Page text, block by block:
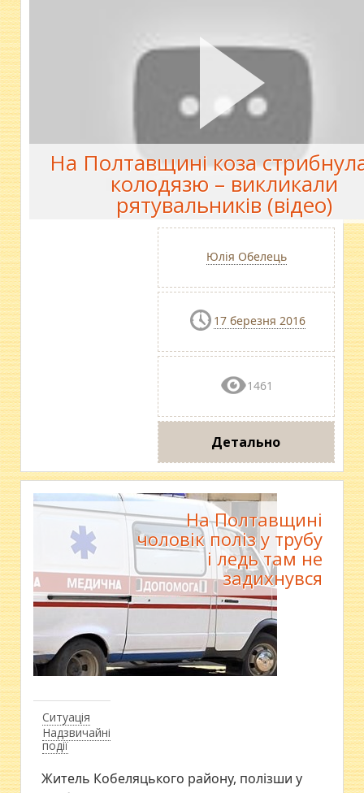
На Полтавщині коза
колодязю – викликали
рятувальників (відео)
Юлія Обелець
17 березня 2016
1461
Детально
Ситуація
Надзвичайні
події
На Полтавщині
чоловік поліз у трубу
і ледь там не
задихнувся
Житель Кобеляцького району, полізши у